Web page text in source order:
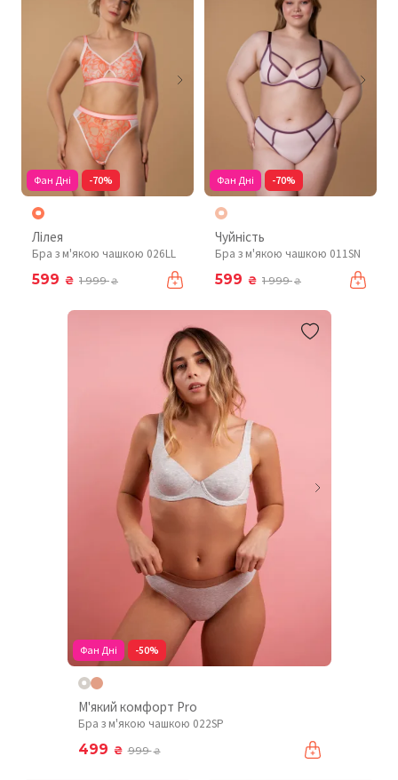
Фан Дні -70%
Лілея
Бра з м'якою чашкою 026LL
599 ₴ 1 999₴
Фан Дні -70%
Чуйність
Бра з м'якою чашкою 011SN
599 ₴ 1 999₴
Фан Дні -50%
М'який комфорт Pro
Бра з м'якою чашкою 022SP
499 ₴ 999₴